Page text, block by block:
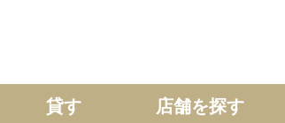
貸す 店舗を探す